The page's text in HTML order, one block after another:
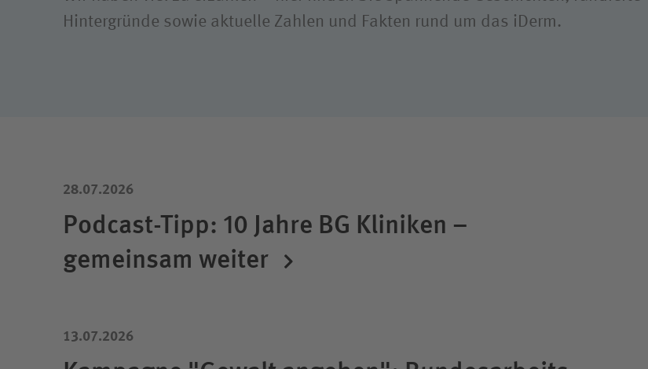
Hinter­gründe sowie aktuelle Zahlen und Fakten rund um das iDerm.
28.07.2026
Podcast-Tipp: 10 Jahre BG Kliniken –
gemeinsam weiter
13.07.2026